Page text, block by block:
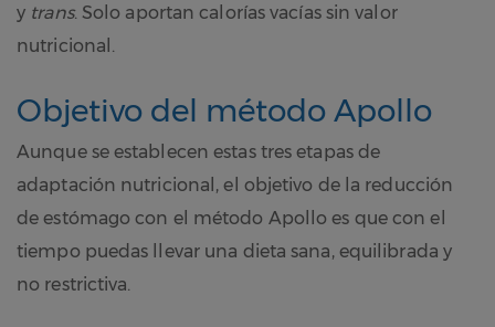
y trans. Solo aportan calorías vacías sin valor
nutricional.
Objetivo del método Apollo
Aunque se establecen estas tres etapas de
adaptación nutricional, el objetivo de la reducción
de estómago con el método Apollo es que con el
tiempo puedas llevar una dieta sana, equilibrada y
no restrictiva.